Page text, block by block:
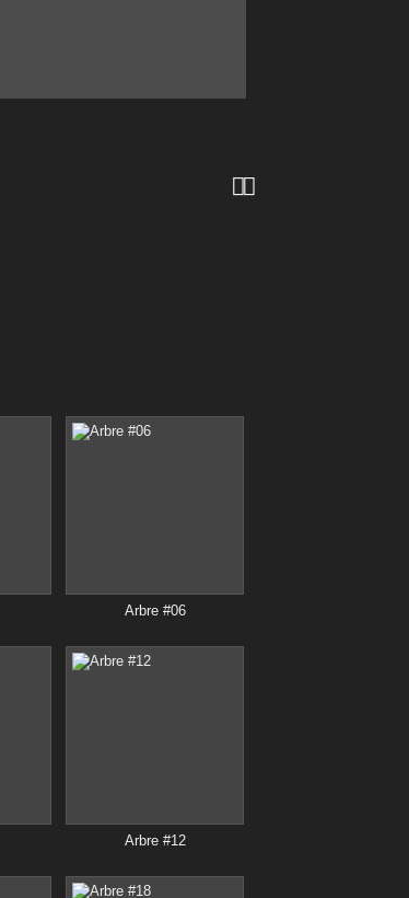

Arbre #06
Arbre #12